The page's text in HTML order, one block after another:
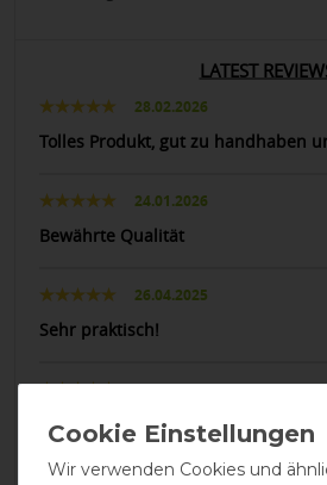
LATEST
28.02.2026
Tolles Produkt, gut zu handhaben
24.01.2026
Bewährte Qualität
26.04.2025
Sehr praktisch!
06.01.2025
Perfekt!
Wir verwenden Cookies und